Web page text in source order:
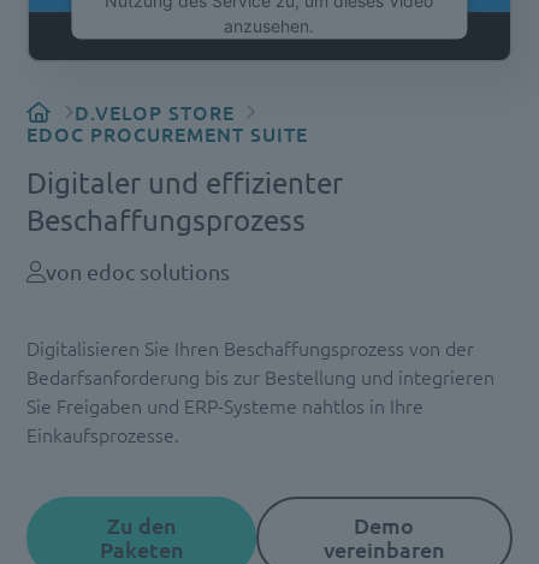
D.VELOP STORE
EDOC PROCUREMENT SUITE
Digitaler und effizienter
Beschaffungsprozess
von edoc solutions
Digitalisieren Sie Ihren Beschaffungsprozess von der
Bedarfsanforderung bis zur Bestellung und integrieren
Sie Freigaben und ERP-Systeme nahtlos in Ihre
Einkaufsprozesse.
Zu den
Paketen
Demo
vereinbaren
anzusehen.
Akzeptieren
powered byUsercentrics Consent